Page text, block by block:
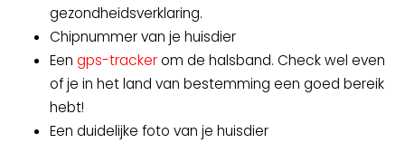
gezondheidsverklaring.
Chipnummer van je huisdier
Een gps-trackerom de halsband. Check wel even
of je in het land van bestemming een goed bereik
hebt!
Een duidelijke foto van je huisdier